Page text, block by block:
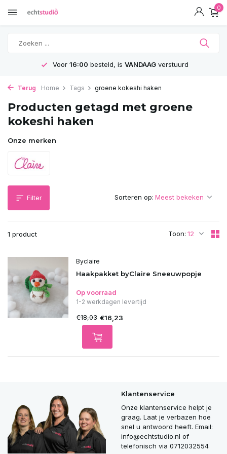
0
Voor 16:00 besteld, is VANDAAGverstuurd
Terug Home Tags groene kokeshi haken
Producten getagd met groene
kokeshi haken
Onze merken
Filter
1 product Toon:
Sorteren op:
Byclaire
Haakpakket byClaire Sneeuwpopje
Op voorraad
1-2 werkdagen levertijd
€18,03 €16,23
Klantenservice
Onze klantenservice helpt je
graag. Laat je verbazen hoe
snel u antwoord heeft. Email:
info@echtstudio.nl of
telefonisch via 0712032554